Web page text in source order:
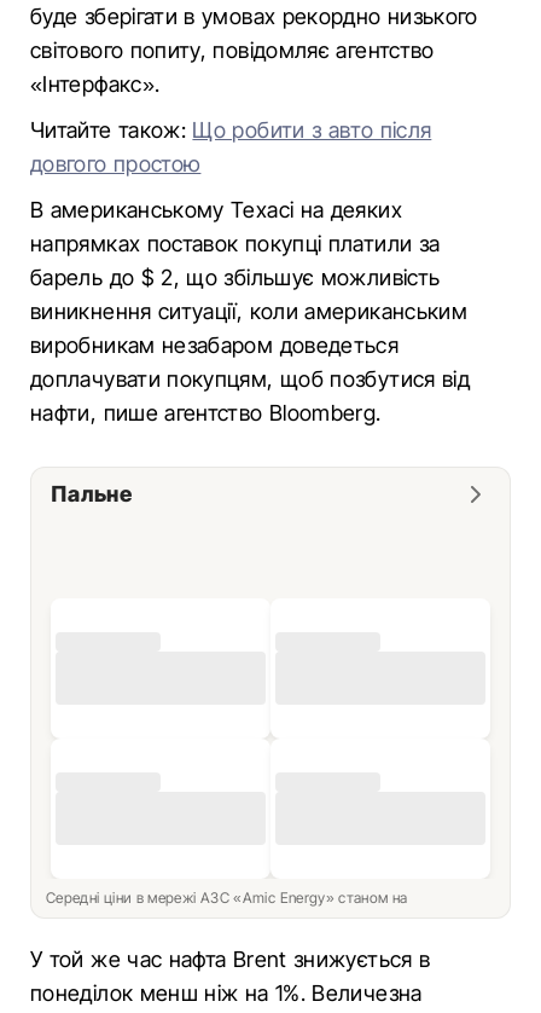
буде зберігати в умовах рекордно низького
світового попиту, повідомляє агентство
«Інтерфакс».
Читайте також: Що робити з авто після
довгого простою
В американському Техасі на деяких
напрямках поставок покупці платили за
барель до $ 2, що збільшує можливість
виникнення ситуації, коли американським
виробникам незабаром доведеться
доплачувати покупцям, щоб позбутися від
нафти, пише агентство Bloomberg.
Пальне
Середні ціни в мережі АЗС «Amic Energy» станом на
У той же час нафта Brent знижується в
понеділок менш ніж на 1%. Величезна